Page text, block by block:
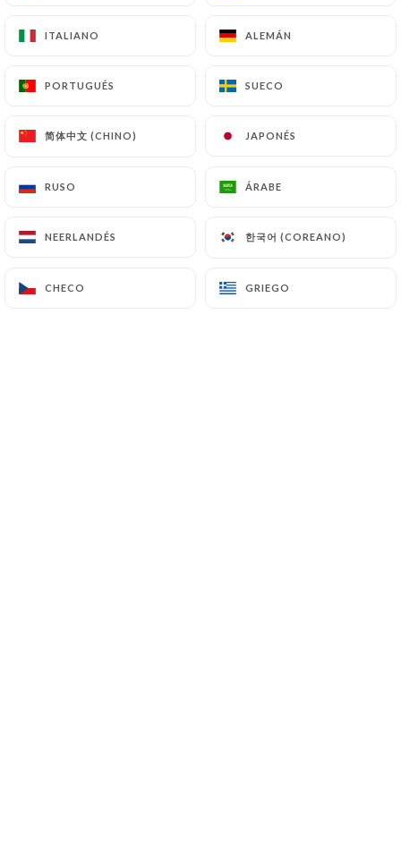
ITALIANO ALEMÁN
PORTUGUÉS SUECO
简体中文 (CHINO) JAPONÉS
RUSO ÁRABE
NEERLANDÉS 한국어 (COREANO)
CHECO GRIEGO
ITALIANO ALEMÁN
PORTUGUÉS SUECO
简体中文 (CHINO) JAPONÉS
RUSO ÁRABE
NEERLANDÉS 한국어 (COREANO)
CHECO GRIEGO